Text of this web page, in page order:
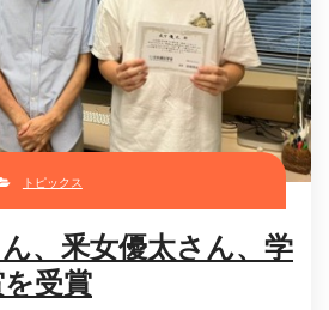
トピックス
、釆女優太さん、学
受賞